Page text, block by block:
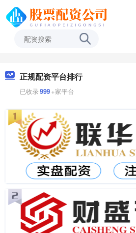
正规配资平台排行
已收录999+家平台